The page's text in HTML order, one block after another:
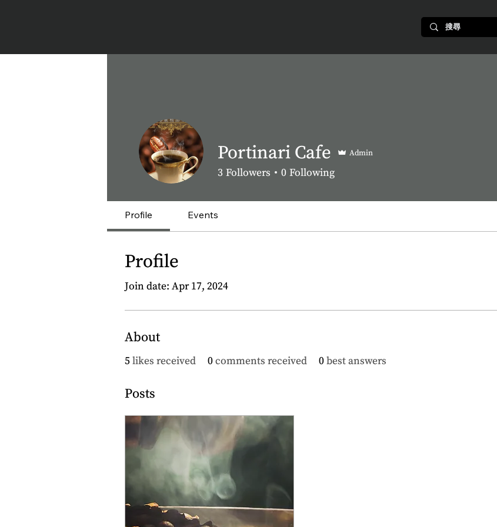
Portinari Cafe Admin
3 Followers 0 Following
Profile Events
Profile
Join date: Apr 17, 2024
About
5 likes received 0 comments received 0 best answers
Posts